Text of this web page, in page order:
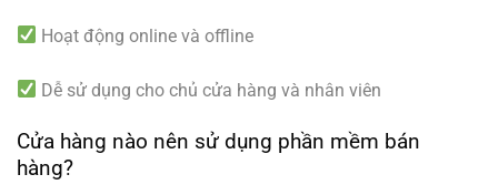
Hoạt động online và offline
Dễ sử dụng cho chủ cửa hàng và nhân viên
Cửa hàng nào nên sử dụng phần mềm bán
hàng?